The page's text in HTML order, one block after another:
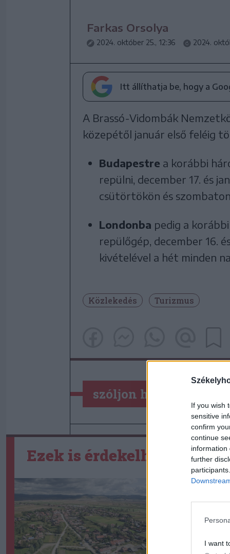
If you wish
sensitive
confirm
continue
information
further
I want
Farkas Orsolya
2024. október 25., 12:36 2024.
Itt állíthatja be, hogy a
A Brassó-Vidombák
közepétől január első feléig
Budapestre a korábbi
repülni, december 17. és
csütörtökön és
Londonba pedig a
repülőgép, december 16.
kivételével a hét minden
Közlekedés Turizmus
szóljon hozzá!
Ezek is érdekelhetik